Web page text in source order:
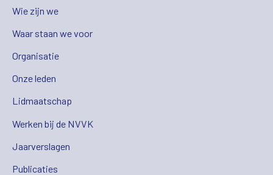
Wie zijn we
Waar staan we voor
Organisatie
Onze leden
Lidmaatschap
Werken bij de NVVK
Jaarverslagen
Publicaties